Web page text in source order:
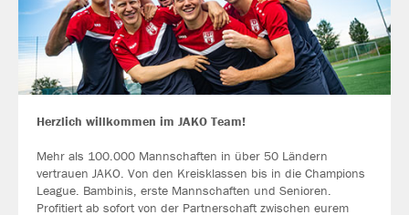
Herzlich willkommen im JAKO Team!
Mehr als 100.000 Mannschaften in über 50 Ländern
vertrauen JAKO. Von den Kreisklassen bis in die Champions
League. Bambinis, erste Mannschaften und Senioren.
Profitiert ab sofort von der Partnerschaft zwischen eurem